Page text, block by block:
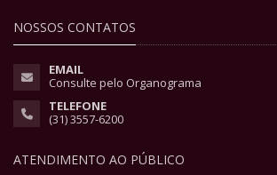
NOSSOS CONTATOS
EMAIL
Consulte pelo Organograma
TELEFONE
(31) 3557-6200
ATENDIMENTO AO PÚBLICO